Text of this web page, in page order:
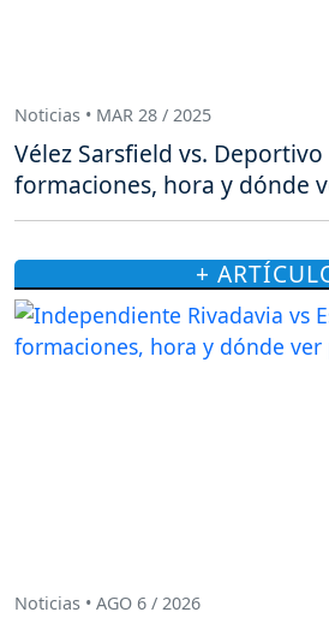
Noticias • MAR 28 / 2025
Vélez Sarsfield vs. Deportivo
formaciones, hora y dónde
+
Noticias • AGO 6 / 2026